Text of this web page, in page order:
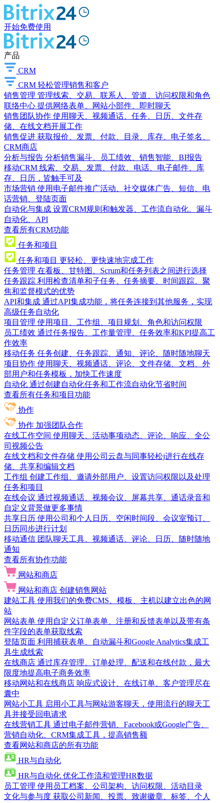
开始免费使用
产品
CRM
CRM 轻松管理销售和客户
销售管理 管理线索、交易、联系人、管道、访问权限和角色
联络中心 提供网络表单、网站小部件、即时聊天
销售团队协作 使用聊天、视频通话、任务、日历、文件存
储、在线文档开展工作
销售促进 获取报价、发票、付款、目录、库存、电子签名、
CRM商店
分析与报告 分析销售漏斗、员工绩效、销售智能、BI报告
移动CRM 线索、交易、发票、付款、电话、电子邮件、库
存、日历，皆触手可及
市场营销 使用电子邮件推广活动、社交媒体广告、短信、电
话营销、登陆页面
自动化与集成 设置CRM规则和触发器、工作流自动化、漏斗
自动化、API
查看所有CRM功能
任务和项目
任务和项目 更轻松、更快速地完成工作
任务管理 在看板、甘特图、Scrum和任务列表之间进行选择
任务跟踪 利用检查清单和子任务、任务摘要、时间跟踪、聚
焦和监督模式的优势
API和集成 通过API集成功能，将任务连接到其他服务，实现
高级任务自动化
项目管理 使用项目、工作组、项目规划、角色和访问权限
员工绩效 通过任务报告、工作量管理、任务效率和KPI提高工
作效率
移动任务 任务创建、任务跟踪、通知、评论、随时随地聊天
项目协作 使用聊天、视频通话、评论、文件存储、文档、外
部用户和任务模板，加快工作速度
自动化 通过创建自动化任务和工作流自动化节省时间
查看所有任务和项目功能
协作
协作 加强团队合作
在线工作空间 使用聊天、活动事项动态、评论、响应、全公
司视频公告
在线文档和文件存储 使用公司云盘与同事轻松j进行在线存
储、共享和编辑文档
工作组 创建工作组、邀请外部用户、设置访问权限以及处理
任务和项目
在线会议 通过视频通话、视频会议、屏幕共享、通话录音和
自定义背景做更多事情
共享日历 使用公司和个人日历、空闲时间段、会议室预订、
日历同步进行计划
移动通信 团队聊天工具、视频通话、评论、日历、随时随地
通知
查看所有协作功能
网站和商店
网站和商店 创建销售网站
建站工具 使用我们的免费CMS、模板、主机以建立出色的网
站
网站表单 使用自定义订单表单、注册和反馈表单以及带有条
件字段的表单获取线索
登陆页面 利用捕获表单、自动漏斗和Google Analytics集成工
具生成线索
在线商店 通过库存管理、订单处理、配送和在线付款，最大
限度地提高电子商务效率
移动网站和在线商店 响应式设计、在线订单、客户管理尽在
囊中
网站小工具 启用小工具与网站游客聊天，使用流行的聊天工
具并接受回电请求
在线营销工具 通过电子邮件营销、Facebook或Google广告、
营销自动化、CRM集成工具，提高销售额
查看网站和商店的所有功能
HR与自动化
HR与自动化 优化工作流和管理HR数据
员工管理 使用员工档案、公司架构、访问权限、活动目录
文化与参与度 获取公司新闻、投票、致谢徽章、标签、个人